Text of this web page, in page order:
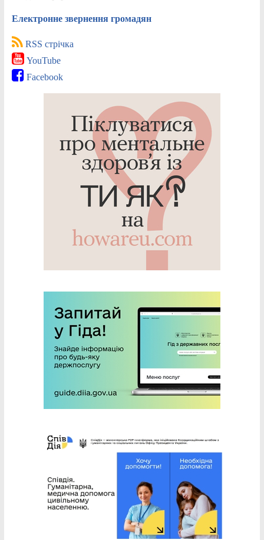
Електронне звернення громадян
RSS стрічка
YouTube
Facebook